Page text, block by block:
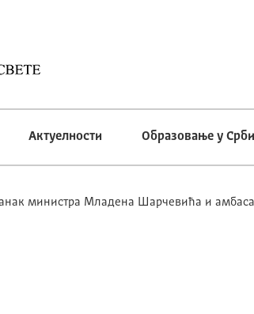
Актуелности Образовање у
министра Младена Шарчевића и